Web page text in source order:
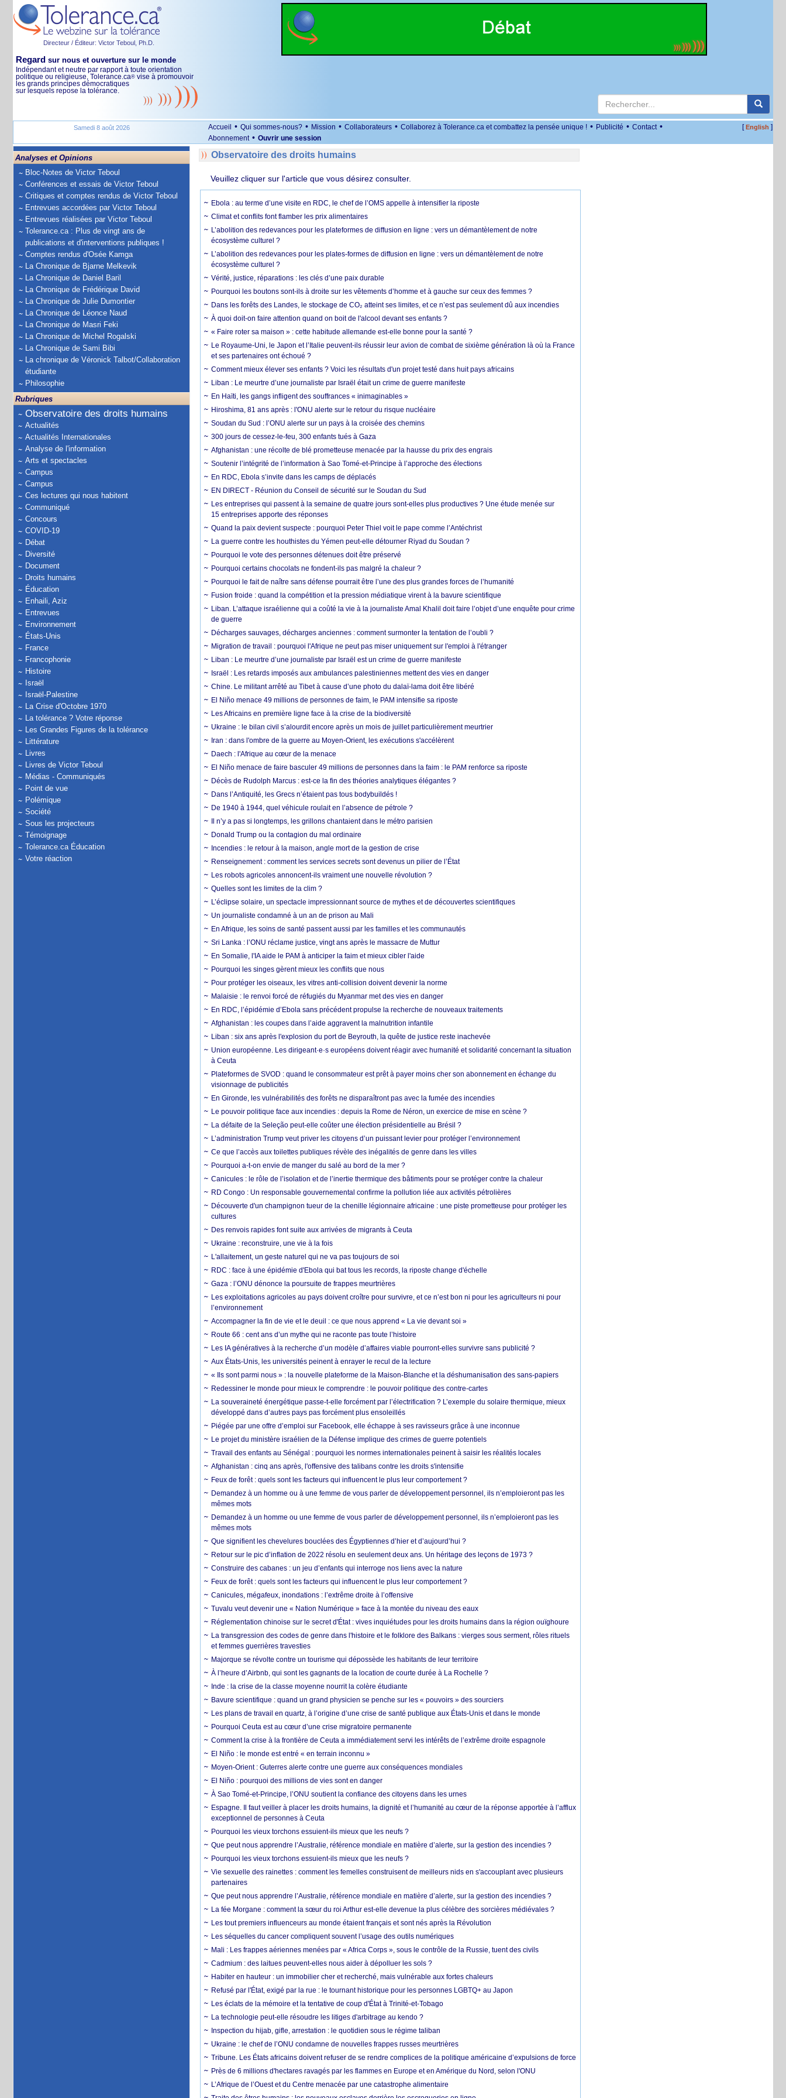
Directeur / Éditeur: Victor Teboul, Ph.D.
Regard sur nous et ouverture sur le monde
Indépendant et neutre par rapport à toute orientation
politique ou religieuse, Tolerance.ca® vise à promouvoir
les grands principes démocratiques
sur lesquels repose la tolérance.
Samedi 8 août 2026 Accueil • Qui sommes-nous? • Mission • Collaborateurs • Collaborez à Tolerance.ca et combattez la pensée unique ! • Publicité • Contact •
Abonnement • Ouvrir une session
[English ]
Analyses et Opinions
Bloc-Notes de Victor Teboul
Conférences et essais de Victor Teboul
Critiques et comptes rendus de Victor Teboul
Entrevues accordées par Victor Teboul
Entrevues réalisées par Victor Teboul
Tolerance.ca : Plus de vingt ans de
publications et d'interventions publiques !
Comptes rendus d'Osée Kamga
La Chronique de Bjarne Melkevik
La Chronique de Daniel Baril
La Chronique de Frédérique David
La Chronique de Julie Dumontier
La Chronique de Léonce Naud
La Chronique de Masri Feki
La Chronique de Michel Rogalski
La Chronique de Sami Bibi
La chronique de Véronick Talbot/Collaboration
étudiante
Philosophie
Rubriques
Observatoire des droits humains
Actualités
Actualités Internationales
Analyse de l'information
Arts et spectacles
Campus
Campus
Ces lectures qui nous habitent
Communiqué
Concours
COVID-19
Débat
Diversité
Document
Droits humains
Éducation
Enhaili, Aziz
Entrevues
Environnement
États-Unis
France
Francophonie
Histoire
Israël
Israël-Palestine
La Crise d'Octobre 1970
La tolérance ? Votre réponse
Les Grandes Figures de la tolérance
Littérature
Livres
Livres de Victor Teboul
Médias - Communiqués
Point de vue
Polémique
Société
Sous les projecteurs
Témoignage
Tolerance.ca Éducation
Votre réaction
Observatoire des droits humains
Veuillez cliquer sur l'article que vous désirez consulter.
Ebola : au terme d’une visite en RDC, le chef de l’OMS appelle à intensifier la riposte
Climat et conflits font flamber les prix alimentaires
L’abolition des redevances pour les plateformes de diffusion en ligne : vers un démantèlement de notre
écosystème culturel ?
L’abolition des redevances pour les plates-formes de diffusion en ligne : vers un démantèlement de notre
écosystème culturel ?
Vérité, justice, réparations : les clés d’une paix durable
Pourquoi les boutons sont-ils à droite sur les vêtements d’homme et à gauche sur ceux des femmes ?
Dans les forêts des Landes, le stockage de CO₂ atteint ses limites, et ce n’est pas seulement dû aux incendies
À quoi doit-on faire attention quand on boit de l'alcool devant ses enfants ?
« Faire roter sa maison » : cette habitude allemande est-elle bonne pour la santé ?
Le Royaume-Uni, le Japon et l’Italie peuvent-ils réussir leur avion de combat de sixième génération là où la France
et ses partenaires ont échoué ?
Comment mieux élever ses enfants ? Voici les résultats d'un projet testé dans huit pays africains
Liban : Le meurtre d’une journaliste par Israël était un crime de guerre manifeste
En Haïti, les gangs infligent des souffrances « inimaginables »
Hiroshima, 81 ans après : l'ONU alerte sur le retour du risque nucléaire
Soudan du Sud : l’ONU alerte sur un pays à la croisée des chemins
300 jours de cessez-le-feu, 300 enfants tués à Gaza
Afghanistan : une récolte de blé prometteuse menacée par la hausse du prix des engrais
Soutenir l’intégrité de l’information à Sao Tomé-et-Principe à l’approche des élections
En RDC, Ebola s’invite dans les camps de déplacés
EN DIRECT - Réunion du Conseil de sécurité sur le Soudan du Sud
Les entreprises qui passent à la semaine de quatre jours sont-elles plus productives ? Une étude menée sur
15 entreprises apporte des réponses
Quand la paix devient suspecte : pourquoi Peter Thiel voit le pape comme l’Antéchrist
La guerre contre les houthistes du Yémen peut-elle détourner Riyad du Soudan ?
Pourquoi le vote des personnes détenues doit être préservé
Pourquoi certains chocolats ne fondent-ils pas malgré la chaleur ?
Pourquoi le fait de naître sans défense pourrait être l’une des plus grandes forces de l’humanité
Fusion froide : quand la compétition et la pression médiatique virent à la bavure scientifique
Liban. L’attaque israélienne qui a coûté la vie à la journaliste Amal Khalil doit faire l’objet d’une enquête pour crime
de guerre
Décharges sauvages, décharges anciennes : comment surmonter la tentation de l’oubli ?
Migration de travail : pourquoi l'Afrique ne peut pas miser uniquement sur l'emploi à l'étranger
Liban : Le meurtre d’une journaliste par Israël est un crime de guerre manifeste
Israël : Les retards imposés aux ambulances palestiniennes mettent des vies en danger
Chine. Le militant arrêté au Tibet à cause d’une photo du dalaï-lama doit être libéré
El Niño menace 49 millions de personnes de faim, le PAM intensifie sa riposte
Les Africains en première ligne face à la crise de la biodiversité
Ukraine : le bilan civil s’alourdit encore après un mois de juillet particulièrement meurtrier
Iran : dans l'ombre de la guerre au Moyen-Orient, les exécutions s'accélèrent
Daech : l'Afrique au cœur de la menace
El Niño menace de faire basculer 49 millions de personnes dans la faim : le PAM renforce sa riposte
Décès de Rudolph Marcus : est-ce la fin des théories analytiques élégantes ?
Dans l’Antiquité, les Grecs n’étaient pas tous bodybuildés !
De 1940 à 1944, quel véhicule roulait en l’absence de pétrole ?
Il n’y a pas si longtemps, les grillons chantaient dans le métro parisien
Donald Trump ou la contagion du mal ordinaire
Incendies : le retour à la maison, angle mort de la gestion de crise
Renseignement : comment les services secrets sont devenus un pilier de l’État
Les robots agricoles annoncent-ils vraiment une nouvelle révolution ?
Quelles sont les limites de la clim ?
L’éclipse solaire, un spectacle impressionnant source de mythes et de découvertes scientifiques
Un journaliste condamné à un an de prison au Mali
En Afrique, les soins de santé passent aussi par les familles et les communautés
Sri Lanka : l’ONU réclame justice, vingt ans après le massacre de Muttur
En Somalie, l'IA aide le PAM à anticiper la faim et mieux cibler l'aide
Pourquoi les singes gèrent mieux les conflits que nous
Pour protéger les oiseaux, les vitres anti-collision doivent devenir la norme
Malaisie : le renvoi forcé de réfugiés du Myanmar met des vies en danger
En RDC, l’épidémie d’Ebola sans précédent propulse la recherche de nouveaux traitements
Afghanistan : les coupes dans l’aide aggravent la malnutrition infantile
Liban : six ans après l'explosion du port de Beyrouth, la quête de justice reste inachevée
Union européenne. Les dirigeant·e·s européens doivent réagir avec humanité et solidarité concernant la situation
à Ceuta
Plateformes de SVOD : quand le consommateur est prêt à payer moins cher son abonnement en échange du
visionnage de publicités
En Gironde, les vulnérabilités des forêts ne disparaîtront pas avec la fumée des incendies
Le pouvoir politique face aux incendies : depuis la Rome de Néron, un exercice de mise en scène ?
La défaite de la Seleção peut-elle coûter une élection présidentielle au Brésil ?
L’administration Trump veut priver les citoyens d’un puissant levier pour protéger l’environnement
Ce que l’accès aux toilettes publiques révèle des inégalités de genre dans les villes
Pourquoi a-t-on envie de manger du salé au bord de la mer ?
Canicules : le rôle de l’isolation et de l’inertie thermique des bâtiments pour se protéger contre la chaleur
RD Congo : Un responsable gouvernemental confirme la pollution liée aux activités pétrolières
Découverte d'un champignon tueur de la chenille légionnaire africaine : une piste prometteuse pour protéger les
cultures
Des renvois rapides font suite aux arrivées de migrants à Ceuta
Ukraine : reconstruire, une vie à la fois
L'allaitement, un geste naturel qui ne va pas toujours de soi
RDC : face à une épidémie d'Ebola qui bat tous les records, la riposte change d'échelle
Gaza : l’ONU dénonce la poursuite de frappes meurtrières
Les exploitations agricoles au pays doivent croître pour survivre, et ce n’est bon ni pour les agriculteurs ni pour
l’environnement
Accompagner la fin de vie et le deuil : ce que nous apprend « La vie devant soi »
Route 66 : cent ans d’un mythe qui ne raconte pas toute l’histoire
Les IA génératives à la recherche d’un modèle d’affaires viable pourront-elles survivre sans publicité ?
Aux États-Unis, les universités peinent à enrayer le recul de la lecture
« Ils sont parmi nous » : la nouvelle plateforme de la Maison-Blanche et la déshumanisation des sans-papiers
Redessiner le monde pour mieux le comprendre : le pouvoir politique des contre-cartes
La souveraineté énergétique passe-t-elle forcément par l’électrification ? L’exemple du solaire thermique, mieux
développé dans d’autres pays pas forcément plus ensoleillés
Piégée par une offre d’emploi sur Facebook, elle échappe à ses ravisseurs grâce à une inconnue
Le projet du ministère israélien de la Défense implique des crimes de guerre potentiels
Travail des enfants au Sénégal : pourquoi les normes internationales peinent à saisir les réalités locales
Afghanistan : cinq ans après, l'offensive des talibans contre les droits s'intensifie
Feux de forêt : quels sont les facteurs qui influencent le plus leur comportement ?
Demandez à un homme ou à une femme de vous parler de développement personnel, ils n’emploieront pas les
mêmes mots
Demandez à un homme ou une femme de vous parler de développement personnel, ils n’emploieront pas les
mêmes mots
Que signifient les chevelures bouclées des Égyptiennes d’hier et d’aujourd’hui ?
Retour sur le pic d’inflation de 2022 résolu en seulement deux ans. Un héritage des leçons de 1973 ?
Construire des cabanes : un jeu d’enfants qui interroge nos liens avec la nature
Feux de forêt : quels sont les facteurs qui influencent le plus leur comportement ?
Canicules, mégafeux, inondations : l’extrême droite à l’offensive
Tuvalu veut devenir une « Nation Numérique » face à la montée du niveau des eaux
Réglementation chinoise sur le secret d'État : vives inquiétudes pour les droits humains dans la région ouïghoure
La transgression des codes de genre dans l'histoire et le folklore des Balkans : vierges sous serment, rôles rituels
et femmes guerrières travesties
Majorque se révolte contre un tourisme qui dépossède les habitants de leur territoire
À l’heure d’Airbnb, qui sont les gagnants de la location de courte durée à La Rochelle ?
Inde : la crise de la classe moyenne nourrit la colère étudiante
Bavure scientifique : quand un grand physicien se penche sur les « pouvoirs » des sourciers
Les plans de travail en quartz, à l’origine d’une crise de santé publique aux États-Unis et dans le monde
Pourquoi Ceuta est au cœur d’une crise migratoire permanente
Comment la crise à la frontière de Ceuta a immédiatement servi les intérêts de l’extrême droite espagnole
El Niño : le monde est entré « en terrain inconnu »
Moyen-Orient : Guterres alerte contre une guerre aux conséquences mondiales
El Niño : pourquoi des millions de vies sont en danger
À Sao Tomé-et-Principe, l’ONU soutient la confiance des citoyens dans les urnes
Espagne. Il faut veiller à placer les droits humains, la dignité et l’humanité au cœur de la réponse apportée à l’afflux
exceptionnel de personnes à Ceuta
Pourquoi les vieux torchons essuient-ils mieux que les neufs ?
Que peut nous apprendre l’Australie, référence mondiale en matière d’alerte, sur la gestion des incendies ?
Pourquoi les vieux torchons essuient-ils mieux que les neufs ?
Vie sexuelle des rainettes : comment les femelles construisent de meilleurs nids en s'accouplant avec plusieurs
partenaires
Que peut nous apprendre l’Australie, référence mondiale en matière d’alerte, sur la gestion des incendies ?
La fée Morgane : comment la sœur du roi Arthur est-elle devenue la plus célèbre des sorcières médiévales ?
Les tout premiers influenceurs au monde étaient français et sont nés après la Révolution
Les séquelles du cancer compliquent souvent l’usage des outils numériques
Mali : Les frappes aériennes menées par « Africa Corps », sous le contrôle de la Russie, tuent des civils
Cadmium : des laitues peuvent-elles nous aider à dépolluer les sols ?
Habiter en hauteur : un immobilier cher et recherché, mais vulnérable aux fortes chaleurs
Refusé par l'État, exigé par la rue : le tournant historique pour les personnes LGBTQ+ au Japon
Les éclats de la mémoire et la tentative de coup d'État à Trinité-et-Tobago
La technologie peut-elle résoudre les litiges d'arbitrage au kendo ?
Inspection du hijab, gifle, arrestation : le quotidien sous le régime taliban
Ukraine : le chef de l’ONU condamne de nouvelles frappes russes meurtrières
Tribune. Les États africains doivent refuser de se rendre complices de la politique américaine d’expulsions de force
Près de 6 millions d'hectares ravagés par les flammes en Europe et en Amérique du Nord, selon l'ONU
L’Afrique de l’Ouest et du Centre menacée par une catastrophe alimentaire